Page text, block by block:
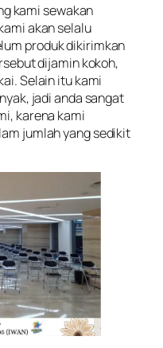
kami sewakan
akan selalu
produk dikirimkan
dijamin kokoh,
Selain itu kami
jadi anda sangat
karena kami
jumlah yang sedikit